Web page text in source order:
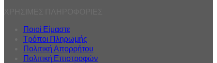
Ποιοί Είμαστε
Τρόποι Πληρωμής
Πολιτική Απορρήτου
Πολιτική Επιστροφών